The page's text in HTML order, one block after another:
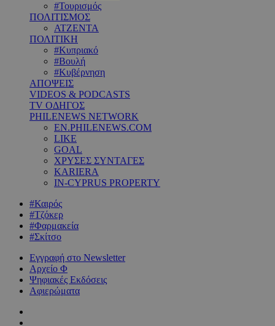
#Τουρισμός
ΠΟΛΙΤΙΣΜΟΣ
ΑΤΖΕΝΤΑ
ΠΟΛΙΤΙΚΗ
#Κυπριακό
#Βουλή
#Κυβέρνηση
ΑΠΟΨΕΙΣ
VIDEOS & PODCASTS
TV ΟΔΗΓΟΣ
PHILENEWS NETWORK
EN.PHILENEWS.COM
LIKE
GOAL
ΧΡΥΣΕΣ ΣΥΝΤΑΓΕΣ
KARIERA
IN-CYPRUS PROPERTY
#Καιρός
#Τζόκερ
#Φαρμακεία
#Σκίτσο
Εγγραφή στο Newsletter
Αρχείο Φ
Ψηφιακές Εκδόσεις
Αφιερώματα